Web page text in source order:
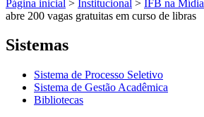
Página inicial > Institucional > IFB na Mídia
abre 200 vagas gratuitas em curso de libras
Sistemas
Sistema de Processo Seletivo
Sistema de Gestão Acadêmica
Bibliotecas